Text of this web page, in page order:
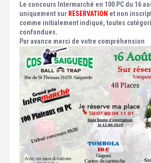
Le concours Intermarché en 100 PC du 16
uniquement sur RESERVATION et non
comme initialement indiqué, toutes
confondues.
Par avance merci de votre compréhension